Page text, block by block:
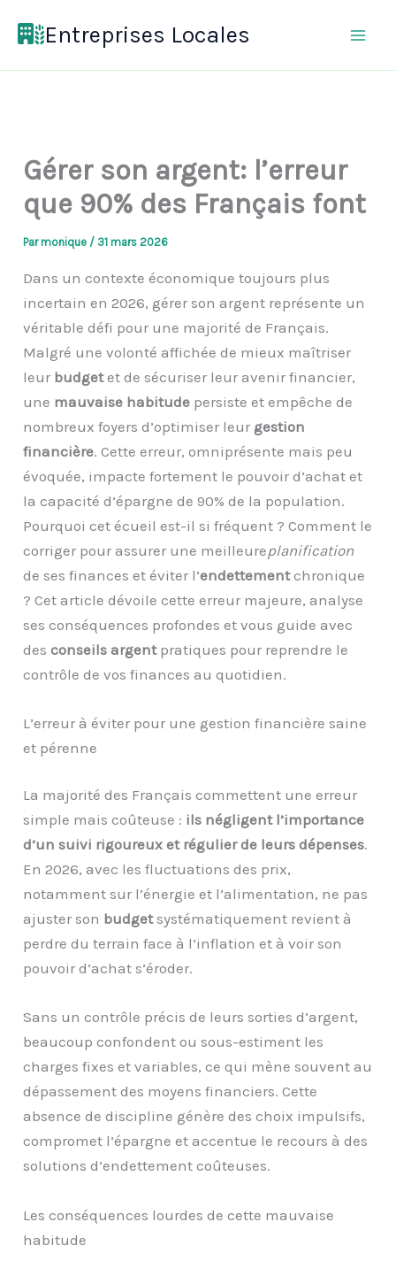
Entreprises Locales
Gérer son argent: l’erreur
que 90% des Français font
Parmonique / 31 mars 2026
Dans un contexte économique toujours plus
incertain en 2026, gérer son argent représente un
véritable défi pour une majorité de Français.
Malgré une volonté affichée de mieux maîtriser
leur budgetet de sécuriser leur avenir financier,
une mauvaise habitude persiste et empêche de
nombreux foyers d’optimiser leur gestion
financière. Cette erreur, omniprésente mais peu
évoquée, impacte fortement le pouvoir d’achat et
la capacité d’épargne de 90% de la population.
Pourquoi cet écueil est-il si fréquent ? Comment le
corriger pour assurer une meilleureplanification
de ses finances et éviter l’endettementchronique
? Cet article dévoile cette erreur majeure, analyse
ses conséquences profondes et vous guide avec
desconseils argentpratiques pour reprendre le
contrôle de vos finances au quotidien.
L’erreur à éviter pour une gestion financière saine
et pérenne
La majorité des Français commettent une erreur
simple mais coûteuse : ils négligent l’importance
d’un suivi rigoureux et régulier de leurs dépenses.
En 2026, avec les fluctuations des prix,
notamment sur l’énergie et l’alimentation, ne pas
ajuster son budgetsystématiquement revient à
perdre du terrain face à l’inflation et à voir son
pouvoir d’achat s’éroder.
Sans un contrôle précis de leurs sorties d’argent,
beaucoup confondent ou sous-estiment les
charges fixes et variables, ce qui mène souvent au
dépassement des moyens financiers. Cette
absence de discipline génère des choix impulsifs,
compromet l’épargne et accentue le recours à des
solutions d’endettement coûteuses.
Les conséquences lourdes de cette mauvaise
habitude